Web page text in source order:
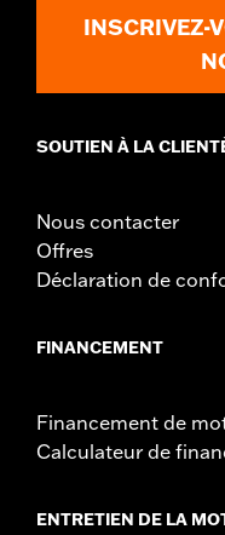
INSCRIVEZ-
SOUTIEN À LA
Nous contacter
Offres
Déclaration de
FINANCEMENT
Financement de
Calculateur de
ENTRETIEN DE LA